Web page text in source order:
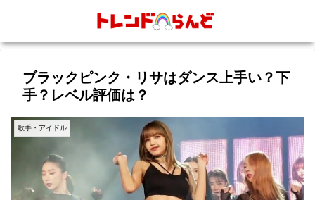
ブラックピンク・リサはダンス上手い？下
手？レベル評価は？
歌手・アイドル